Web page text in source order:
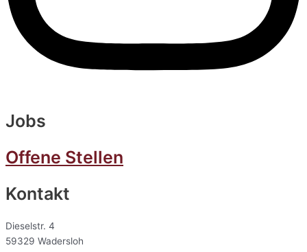
Jobs
Offene Stellen
Kontakt
Dieselstr. 4
59329 Wadersloh